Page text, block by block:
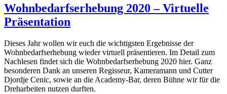
der
Wohnungsnot
Wohnbedarfserhebung 2020 – Virtuelle
Präsentation
Dieses Jahr wollen wir euch die wichtigsten Ergebnisse der
Wohnbedarfserhebung wieder virtuell präsentieren. Im Detail zum
Nachlesen findet sich die Wohnbedarfserhebung 2020 hier. Ganz
besonderen Dank an unseren Regisseur, Kameramann und Cutter
Djordje Cenic, sowie an die Academy-Bar, deren Bühne wir für die
Dreharbeiten nutzen durften.